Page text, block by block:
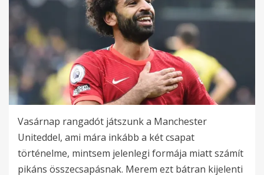
Vasárnap rangadót játszunk a Manchester
Uniteddel, ami mára inkább a két csapat
történelme, mintsem jelenlegi formája miatt számít
pikáns összecsapásnak. Merem ezt bátran kijelenti